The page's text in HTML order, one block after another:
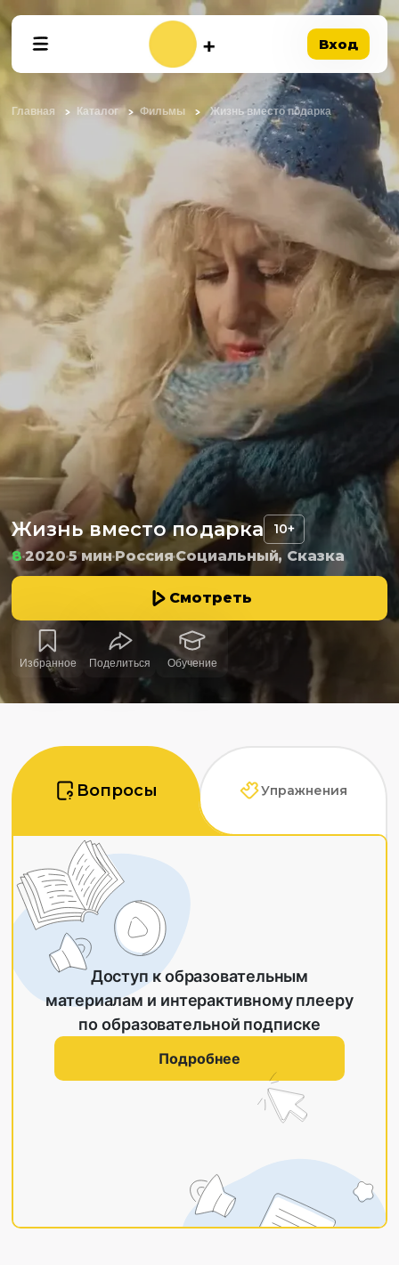
Вход
Главная Каталог Фильмы Жизнь вместо подарка
Жизнь вместо подарка 10+
8 20205 мин РоссияСоциальный, Сказка
Смотреть
Избранное Поделиться Обучение
Вопросы Упражнения
Доступ к образовательным
материалам и интерактивному плееру
по образовательной подписке
Подробнее